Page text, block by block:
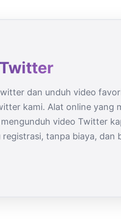
dan unduh video
kami. Alat online yang
video Twitter
tanpa biaya, dan